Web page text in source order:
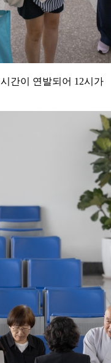
간이 연발되어 12시가